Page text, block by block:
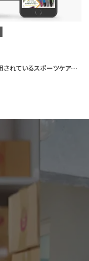
優れた品質と性能で世界中のアスリートに愛用されているスポーツケア製品のトップメーカー「ミューラージャパン」様のECサイトを制作させていただきました。